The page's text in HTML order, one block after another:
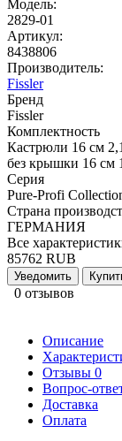
Модель:
2829-01
Артикул:
8438806
Производитель:
Fissler
Бренд
Fissler
Комплектность
Кастрюли 16 см
без крышки 16 см
Серия
Pure-Profi
Страна
ГЕРМАНИЯ
Все
85762 RUB
Уведомить
0 отзывов
Описание
Отзывы 0
Вопрос-
Доставка
Оплата